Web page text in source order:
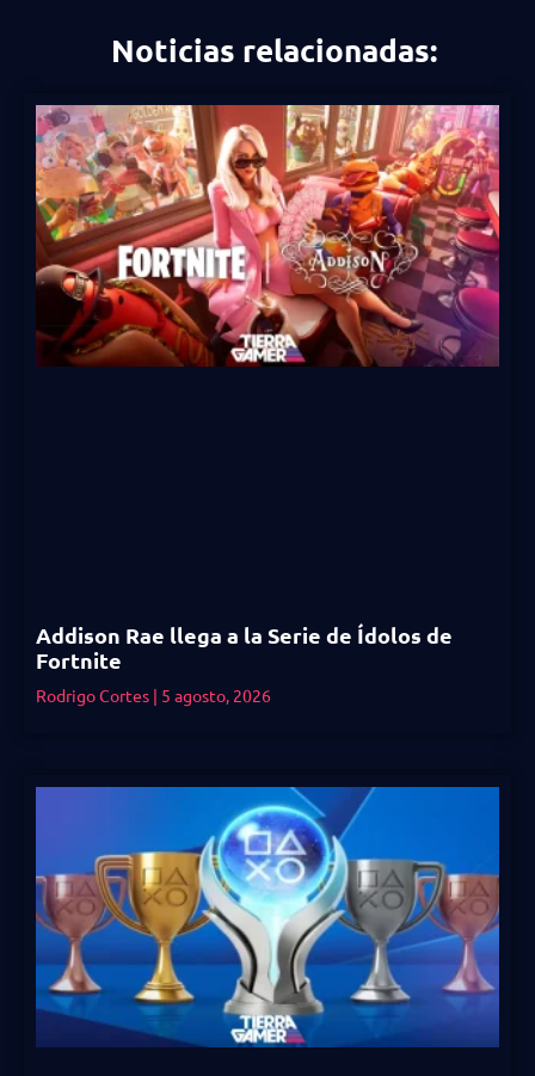
Noticias relacionadas:
Addison Rae llega a la Serie de Ídolos de
Fortnite
Rodrigo Cortes 5 agosto, 2026